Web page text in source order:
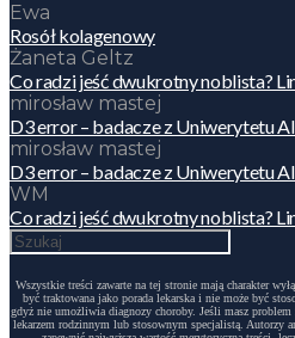
Ewa
Rosół kolagenowy
Żaneta Geltz
Co radzi jeść dwukrotny noblista?
mirosław mastej
D3 error – badacze z Uniwerytetu
mirosław mastej
D3 error – badacze z Uniwerytetu
WM
Co radzi jeść dwukrotny noblista?
Wszystkie treści zawarte na tej stronie mają charakter
być traktowana jako porada lekarska i nie może być
gdyż nie umożliwia diagnozy choroby. Jeśli masz
lekarzem rodzinnym lub stosownym specjalistą. Autorzy